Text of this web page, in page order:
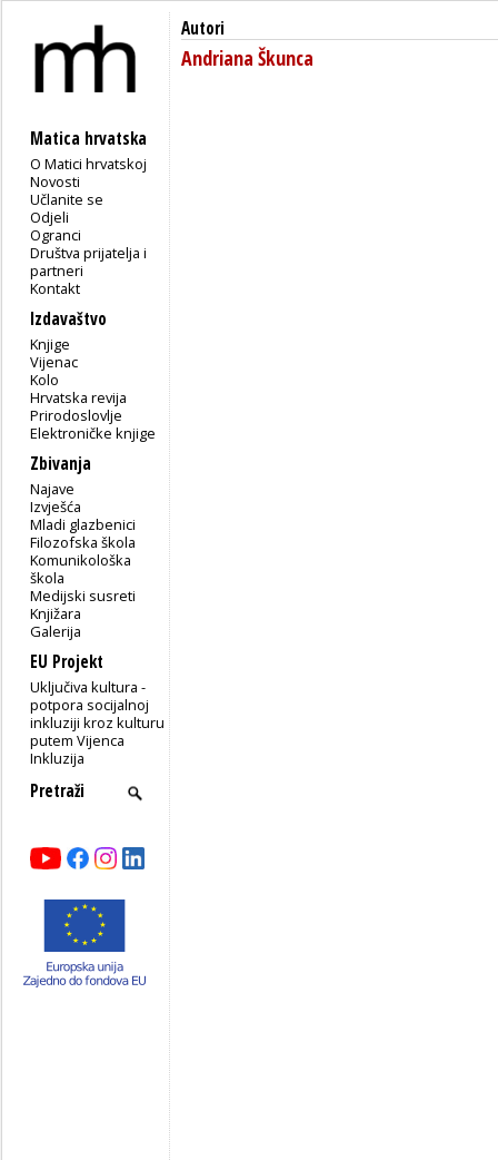
Matica hrvatska
O Matici hrvatskoj
Novosti
Učlanite se
Odjeli
Ogranci
Društva prijatelja i
partneri
Kontakt
Izdavaštvo
Knjige
Vijenac
Kolo
Hrvatska revija
Prirodoslovlje
Elektroničke knjige
Zbivanja
Najave
Izvješća
Mladi glazbenici
Filozofska škola
Komunikološka
škola
Medijski susreti
Knjižara
Galerija
EU Projekt
Uključiva kultura -
potpora socijalnoj
inkluziji kroz kulturu
putem Vijenca
Inkluzija
Autori
Andriana Škunca